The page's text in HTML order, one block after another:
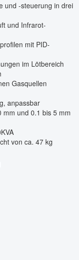
und -steuerung in drei
und Infrarot-
mit PID-
im Lötbereich
Gasquellen
anpassbar
mm und 0.1 bis 5 mm
von ca. 47 kg